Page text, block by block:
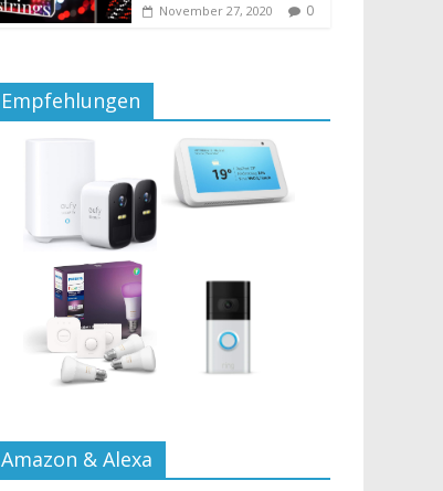
November 27, 2020 0
Empfehlungen
Amazon & Alexa